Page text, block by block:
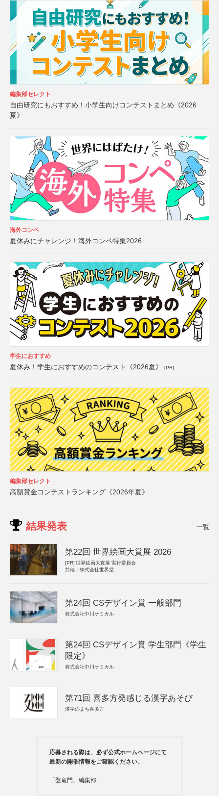
編集部セレクト
自由研究にもおすすめ！小学生向けコンテストまとめ《2026
夏》
海外コンペ
夏休みにチャレンジ！海外コンペ特集2026
学生におすすめ
夏休み！学生におすすめのコンテスト《2026夏》 [PR]
編集部セレクト
高額賞金コンテストランキング《2026年夏》
結果発表 一覧
第22回 世界絵画大賞展 2026
[PR] 世界絵画大賞展 実行委員会
共催：株式会社世界堂
第24回 CSデザイン賞 一般部門
株式会社中川ケミカル
第24回 CSデザイン賞 学生部門《学生
限定》
株式会社中川ケミカル
第71回 喜多方発感じる漢字あそび
漢字のまち喜多方
応募される際は、必ず公式ホームページにて
最新の開催情報をご確認ください。
「登竜門」編集部